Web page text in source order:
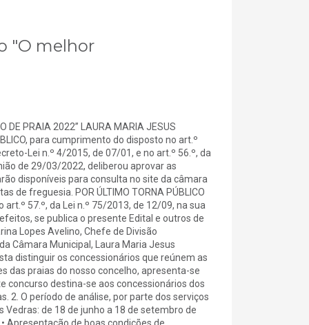
"O melhor
DE PRAIA 2022” LAURA MARIA JESUS
para cumprimento do disposto no art.º
Lei n.º 4/2015, de 07/01, e no art.º 56.º, da
de 29/03/2022, deliberou aprovar as
disponíveis para consulta no site da câmara
de freguesia. POR ÚLTIMO TORNA PÚBLICO
57.º, da Lei n.º 75/2013, de 12/09, na sua
se publica o presente Edital e outros de
Lopes Avelino, Chefe de Divisão
Câmara Municipal, Laura Maria Jesus
distinguir os concessionários que reúnem as
das praias do nosso concelho, apresenta-se
concurso destina-se aos concessionários dos
2. O período de análise, por parte dos serviços
de 18 de junho a 18 de setembro de